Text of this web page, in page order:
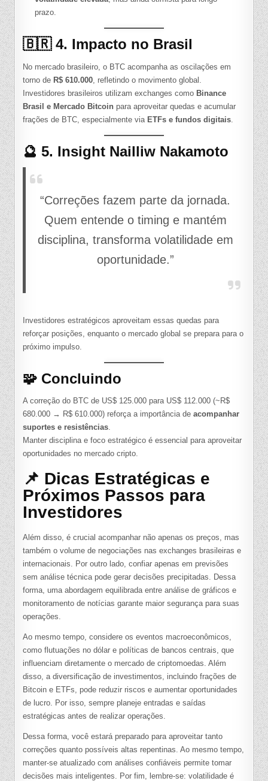
prazo.
🇧🇷 4. Impacto no Brasil
No mercado brasileiro, o BTC acompanha as oscilações em
torno de R$ 610.000 , refletindo o movimento global.
Investidores brasileiros utilizam exchanges como Binance
Brasil e Mercado Bitcoin para aproveitar quedas e acumular
frações de BTC, especialmente via ETFs e fundos digitais
🔮 5. Insight Nailliw Nakamoto
“Correções fazem parte da jornada.
Quem entende o timing e mantém
disciplina, transforma volatilidade em
oportunidade.”
Investidores estratégicos aproveitam essas quedas para
reforçar posições, enquanto o mercado global se prepara para o
próximo impulso.
🧩 Concluindo
A correção do BTC de US$ 125.000 para US$ 112.000 (~R$
680.000 → R$ 610.000) reforça a importância deacompanhar
suportes e resistências.
Manter disciplina e foco estratégico é essencial para aproveitar
oportunidades no mercado cripto.
📌 Dicas Estratégicas e
Próximos Passos para
Investidores
Além disso, é crucial acompanhar não apenas os preços, mas
também o volume de negociações nas exchanges brasileiras e
internacionais. Por outro lado, confiar apenas em previsões
sem análise técnica pode gerar decisões precipitadas. Dessa
forma, uma abordagem equilibrada entre análise de gráficos e
monitoramento de notícias garante maior segurança para suas
operações.
Ao mesmo tempo, considere os eventos macroeconômicos,
como flutuações no dólar e políticas de bancos centrais, que
influenciam diretamente o mercado de criptomoedas. Além
disso, a diversificação de investimentos, incluindo frações de
Bitcoin e ETFs, pode reduzir riscos e aumentar oportunidades
de lucro. Por isso, sempre planeje entradas e saídas
estratégicas antes de realizar operações.
Dessa forma, você estará preparado para aproveitar tanto
correções quanto possíveis altas repentinas. Ao mesmo tempo,
manter-se atualizado com análises confiáveis permite tomar
decisões mais inteligentes. Por fim, lembre-se: volatilidade é